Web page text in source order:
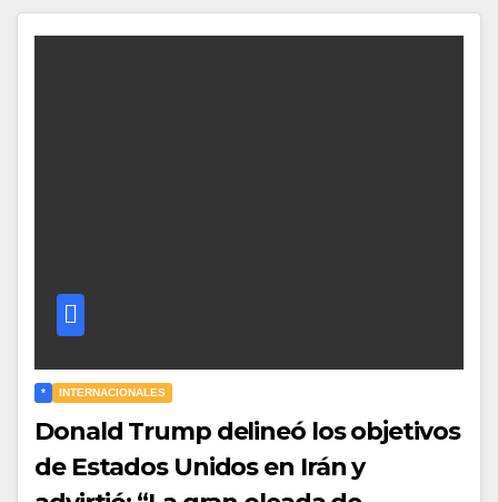
* INTERNACIONALES
Donald Trump delineó los objetivos
de Estados Unidos en Irán y